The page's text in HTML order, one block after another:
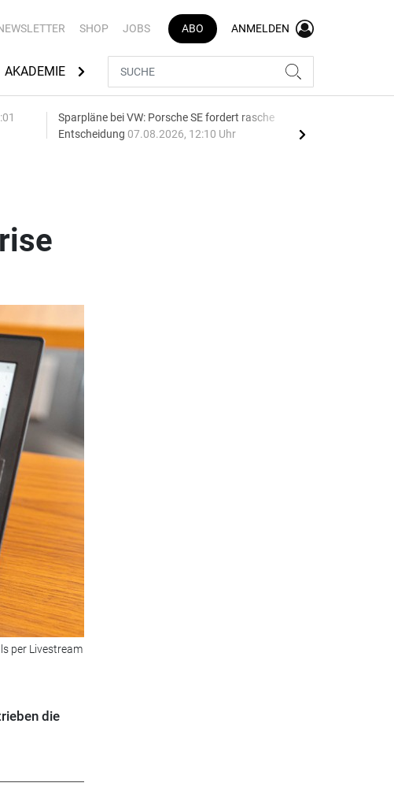
SHOP JOBS ABO ANMELDEN
AKADEMIE AUTOMARKEN
Sparpläne bei VW: Porsche SE fordert rasche
Entscheidung 07.08.2026, 12:10 Uhr
per Livestream
die